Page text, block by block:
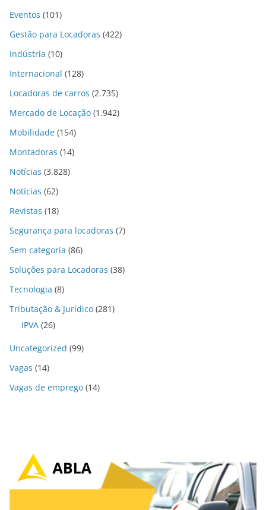
Eventos (101)
Gestão para Locadoras (422)
Indústria (10)
Internacional (128)
Locadoras de carros (2.735)
Mercado de Locação (1.942)
Mobilidade (154)
Montadoras (14)
Notícias (3.828)
Notícias (62)
Revistas (18)
Segurança para locadoras (7)
Sem categoria (86)
Soluções para Locadoras (38)
Tecnologia (8)
Tributação & Jurídico (281)
IPVA (26)
Uncategorized (99)
Vagas (14)
Vagas de emprego (14)